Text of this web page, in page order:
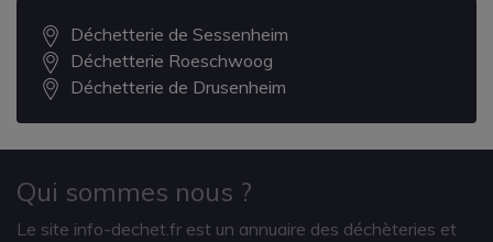
Déchetterie de Sessenheim
Déchetterie Roeschwoog
Déchetterie de Drusenheim
Qui sommes nous ?
Le site info-dechet.fr est un annuaire des déchèteries et